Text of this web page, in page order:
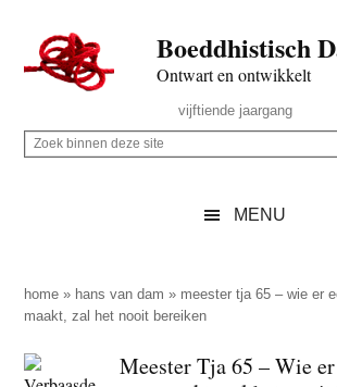
naar
de
inhoud
secondary
naar
de
sidebar
naar
de
Boeddhistisch
Ontwart en ontwikkelt
Rechts
vijftiende jaargang
Z
p
d
e
Z
i
n
e
MENU
home » hans van dam » meester tja 65 – wie er
maakt, zal het nooit bereiken
Meester Tja 65 – Wie